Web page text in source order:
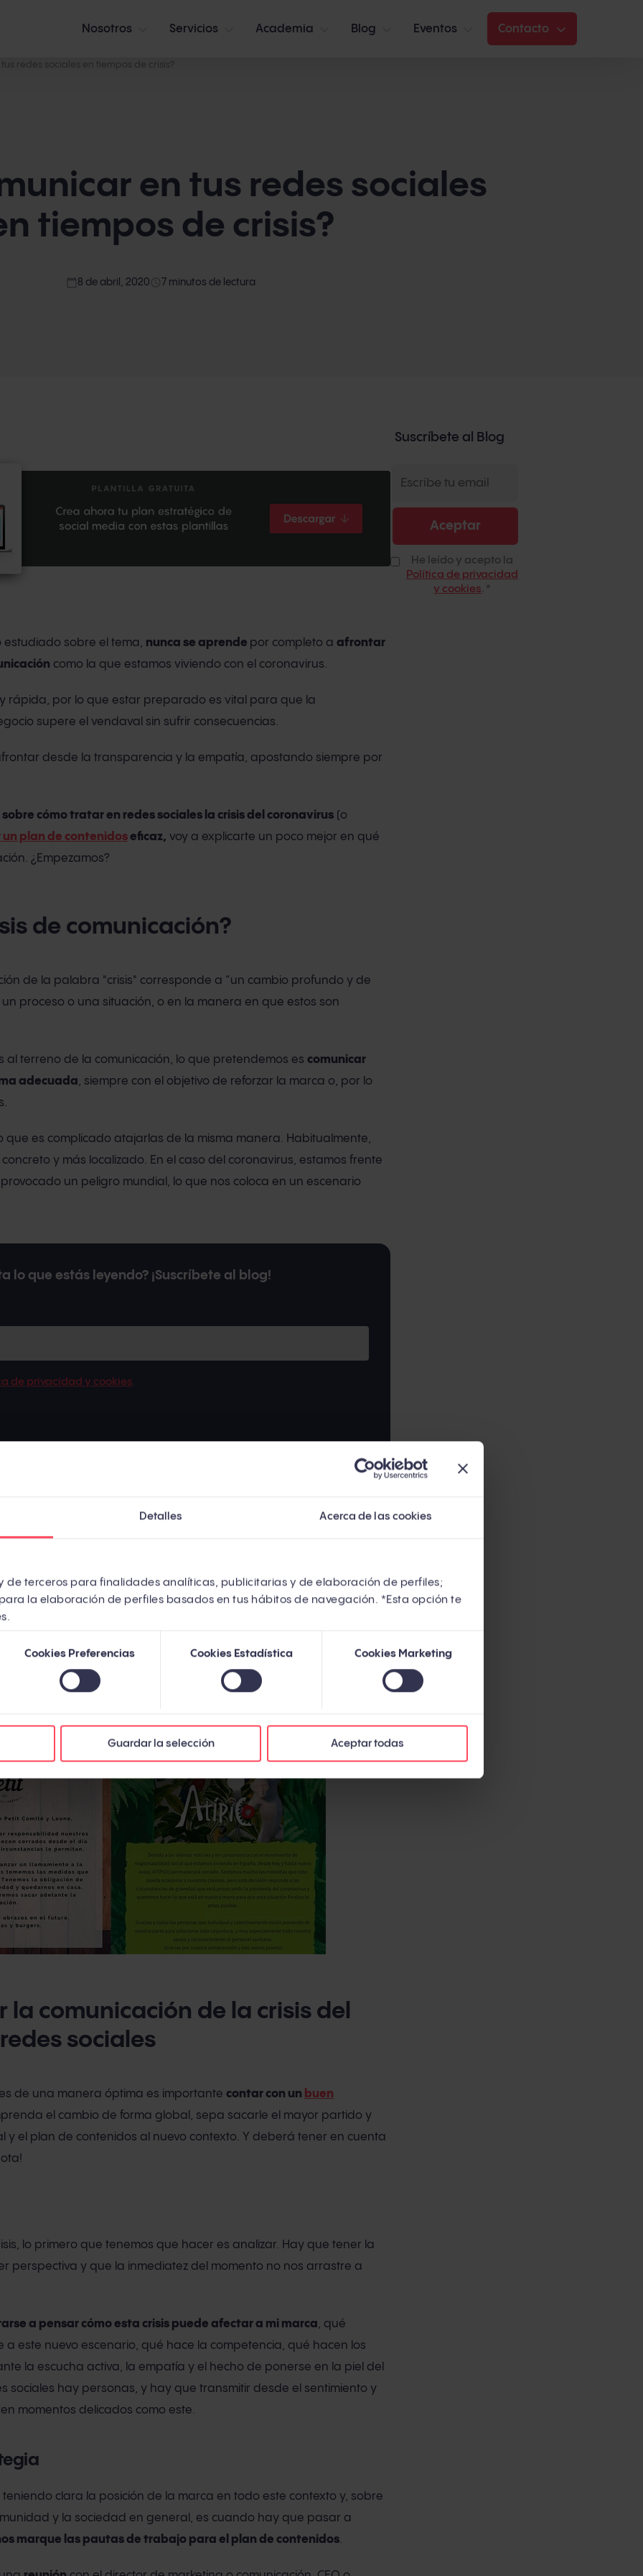
Detalles Acerca de las cookies
de terceros para finalidades analíticas, publicitarias y de elaboración de perfiles;
la elaboración de perfiles basados en tus hábitos de navegación. *Esta opción te
Cookies Preferencias Cookies Estadística Cookies Marketing
Guardar la selección Aceptar todas
Nosotros Servicios Academia Blog Eventos Contacto
redes sociales en tiempos de crisis?
en tus redes sociales
tiempos de crisis?
7 minutos de lectura
8 de abril, 2020
estudiado sobre el tema, nunca se aprende por completo a afrontar
como la que estamos viviendo con el coronavirus.
rápida, por lo que estar preparado es vital para que la
supere el vendaval sin sufrir consecuencias.
desde la transparencia y la empatía, apostando siempre por
sobre cómo tratar en redes sociales la crisis del coronavirus (o
un plan de contenidoseficaz, voy a explicarte un poco mejor en qué
¿Empezamos?
de comunicación?
de la palabra "crisis" corresponde a “un cambio profundo y de
proceso o una situación, o en la manera en que estos son
al terreno de la comunicación, lo que pretendemos es comunicar
adecuada, siempre con el objetivo de reforzar la marca o, por lo
que es complicado atajarlas de la misma manera. Habitualmente,
y más localizado. En el caso del coronavirus, estamos frente
un peligro mundial, lo que nos coloca en un escenario
lo que estás leyendo? ¡Suscríbete al blog!
de privacidad y cookies
estas crisis, pero como ha sucedido esta vez, la
se comenzaron a tomar las primeras medidas y muchos locales
una comunicación transparente, empática y humana a través de
los dos siguientes ejemplos.
de su cierre con mensajes en los que se aprecia el compromiso de
seguridad ciudadana y, a la vez, hacen partícipe a esta de que
de arena. De esta forma no solo se “está” sino que se “es”
la comunicación de la crisis del
sociales
de una manera óptima es importante contar con un buen
el cambio de forma global, sepa sacarle el mayor partido y
y el plan de contenidos al nuevo contexto. Y deberá tener en cuenta
lo primero que tenemos que hacer es analizar. Hay que tener la
perspectiva y que la inmediatez del momento no nos arrastre a
a pensar cómo esta crisis puede afectar a mi marca, qué
a este nuevo escenario, qué hace la competencia, qué hacen los
la escucha activa, la empatía y el hecho de ponerse en la piel del
sociales hay personas, y hay que transmitir desde el sentimiento y
momentos delicados como este.
clara la posición de la marca en todo este contexto y, sobre
y la sociedad en general, es cuando hay que pasar a
marque las pautas de trabajo para el plan de contenidos.
Suscríbete al Blog
He leído y acepto la
Política de privacidad
y cookies *